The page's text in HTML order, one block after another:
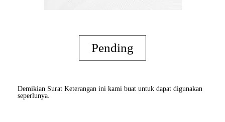
Pending
Demikian Surat Keterangan ini kami buat untuk dapat digunakan
seperlunya.